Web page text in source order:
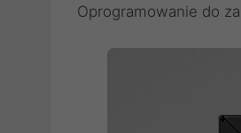
Oprogramowanie do